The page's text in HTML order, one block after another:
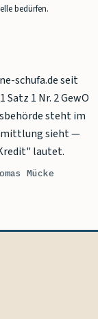
bedürfen.
schufa.de seit
Satz 1 Nr. 2 GewO
steht im
sieht —
lautet.
Mücke